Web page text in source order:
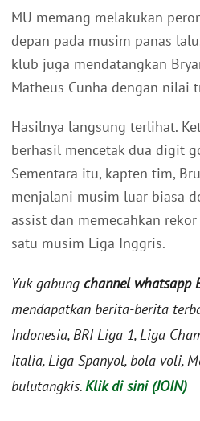
MU memang melakukan
depan pada musim panas
klub juga mendatangkan
Matheus Cunha dengan nilai
Hasilnya langsung terlihat.
berhasil mencetak dua digit
Sementara itu, kapten tim,
menjalani musim luar biasa
assist dan memecahkan
satu musim Liga Inggris.
Yuk gabung channel whatsapp
mendapatkan berita-berita
Indonesia, BRI Liga 1, Liga
Italia, Liga Spanyol, bola voli,
bulutangkis.Klik di sini (JOIN)